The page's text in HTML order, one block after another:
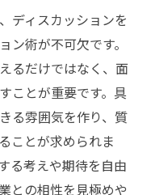
ディスカッションを
ン術が不可欠です。
るだけではなく、面
ことが重要です。具
る雰囲気を作り、質
ことが求められま
る考えや期待を自由
との相性を見極めや